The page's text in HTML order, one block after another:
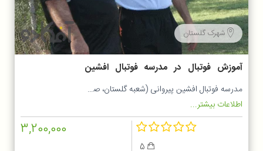
شهرک گلستان
آموزش فوتبال در مدرسه فوتبال افشین
پیروانی
مدرسه فوتبال افشین پیروانی (شعبه گلستان، صدرا و دستغیب)
اطلاعات بیشتر...
3,200,000